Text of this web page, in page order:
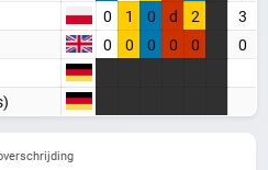
0 1 0 d 2
3
0 0 0 0 0
0
gratis account aan
advertenties & tracking
de site